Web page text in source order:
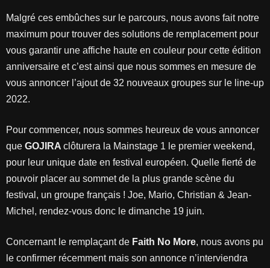
Malgré ces embûches sur le parcours, nous avons fait notre
maximum pour trouver des solutions de remplacement pour
vous garantir une affiche haute en couleur pour cette édition
anniversaire et c’est ainsi que nous sommes en mesure de
vous annoncer l’ajout de 32 nouveaux groupes sur le line-up
2022.
Pour commencer, nous sommes heureux de vous annoncer
que GOJIRA clôturera la Mainstage 1 le premier weekend,
pour leur unique date en festival européen. Quelle fierté de
pouvoir placer au sommet de la plus grande scène du
festival, un groupe français ! Joe, Mario, Christian & Jean-
Michel, rendez-vous donc le dimanche 19 juin.
Concernant le remplaçant de Faith No More, nous avons pu
le confirmer récemment mais son annonce n’interviendra